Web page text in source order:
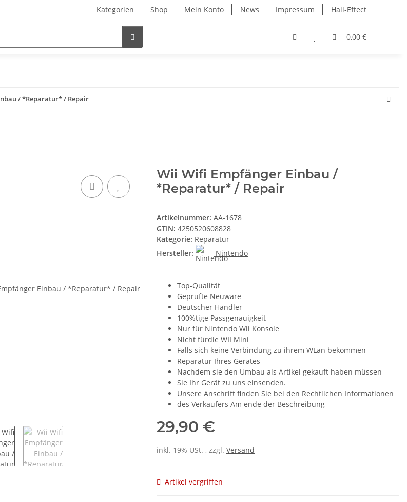
Kategorien Shop Mein Konto News Impressum Hall-Effect
0,00 €
/ *Reparatur* / Repair
Wii Wifi Empfänger Einbau /
*Reparatur* / Repair
Artikelnummer: AA-1678
GTIN: 4250520608828
Kategorie: Reparatur
Hersteller:
Nintendo
Top-Qualität
Geprüfte Neuware
Deutscher Händler
100%tige Passgenauigkeit
Nur für Nintendo Wii Konsole
Nicht fürdie WII Mini
Falls sich keine Verbindung zu ihrem WLan bekommen
Reparatur Ihres Gerätes
Nachdem sie den Umbau als Artikel gekauft haben müssen
Sie Ihr Gerät zu uns einsenden.
Unsere Anschrift finden Sie bei den Rechtlichen Informationen
des Verkäufers Am ende der Beschreibung
29,90 €
inkl. 19% USt. , zzgl. Versand
Artikel vergriffen